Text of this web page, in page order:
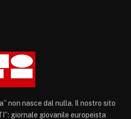
non nasce dal nulla. Il nostro sito
giornale giovanile europeista